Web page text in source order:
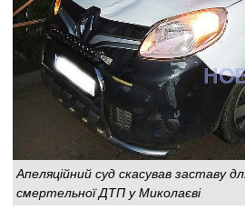
Апеляційний суд скасував заставу
смертельної ДТП у Миколаєві